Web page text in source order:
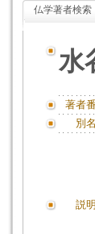
仏学著者検索
水
著者
別
説